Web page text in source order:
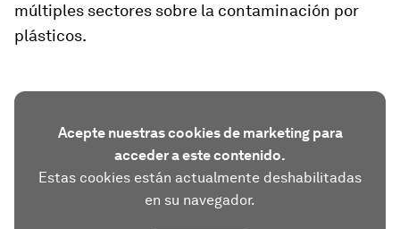
múltiples sectores sobre la contaminación por
plásticos.
Acepte nuestras cookies de marketing para
acceder a este contenido.
Estas cookies están actualmente deshabilitadas
en su navegador.